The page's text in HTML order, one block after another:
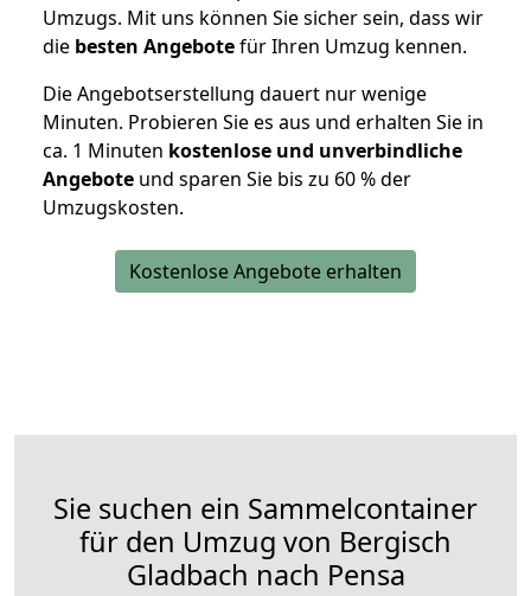
Umzugs. Mit uns können Sie sicher sein, dass wir
die besten Angebotefür Ihren Umzug kennen.
Die Angebotserstellung dauert nur wenige
Minuten. Probieren Sie es aus und erhalten Sie in
ca. 1 Minuten kostenlose und unverbindliche
Angebote und sparen Sie bis zu 60 % der
Umzugskosten.
Kostenlose Angebote erhalten
Sie suchen ein Sammelcontainer
für den Umzug von Bergisch
Gladbach nach Pensa